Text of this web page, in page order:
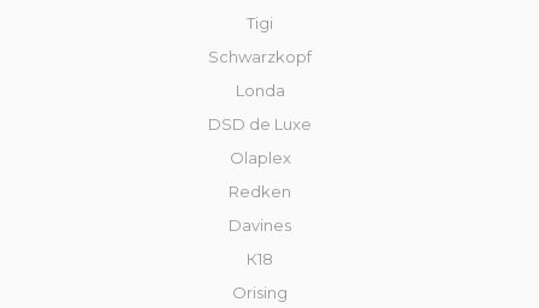
Tigi
Schwarzkopf
Londa
DSD de Luxe
Olaplex
Redken
Davines
К18
Orising